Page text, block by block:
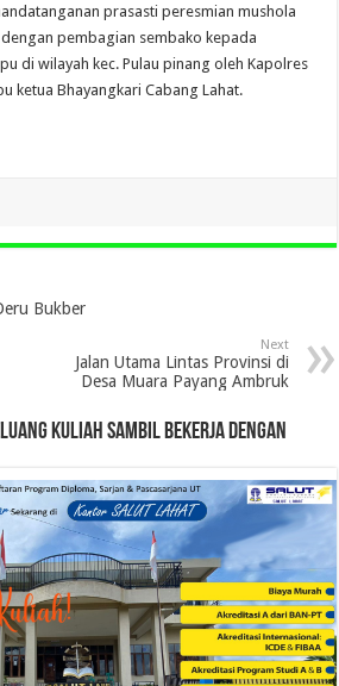
prasasti peresmian mushola
pembagian sembako kepada
di wilayah kec. Pulau pinang oleh Kapolres
ketua Bhayangkari Cabang Lahat.
Bukber
Next
Jalan Utama Lintas Provinsi di
Desa Muara Payang Ambruk
KULIAH SAMBIL BEKERJA DENGAN